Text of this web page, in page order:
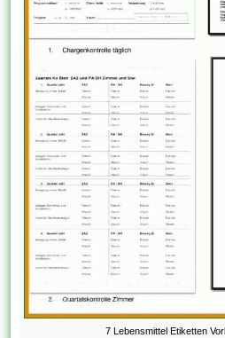
7 Lebensmittel Etiketten